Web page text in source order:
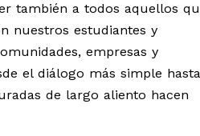
también a todos aquellos
nuestros estudiantes y
empresas y
el diálogo más simple hasta
de largo aliento hacen